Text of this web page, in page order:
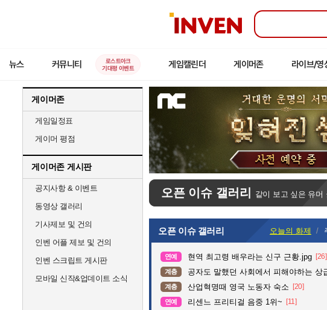
인
뉴스 커뮤니티
로스트아크
기대평 이벤트
게임캘린더 게이머존 라이브/영
게이머존
게임일정표
게이머 평점
게이머존 게시판
공지사항 & 이벤트
동영상 갤러리
기사제보 및 건의
인벤 어플 제보 및 건의
인벤 스크립트 게시판
모바일 신작&업데이트 소식
오픈 이슈 갤러리 같이 보고 싶은 유머
오픈 이슈 갤러리 오늘의 화제
연예 현역 최고령 배우라는 신구 근황.jpg [26]
계층 공자도 말했던 사회에서 피해야하는 상
계층 산업혁명때 영국 노동자 숙소 [20]
연예 리센느 프리티걸 음중 1위~ [11]